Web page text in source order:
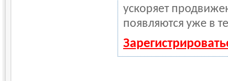
ускоряет
появляются уже в